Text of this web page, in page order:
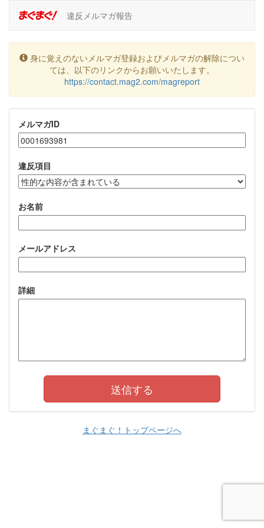
違反メルマガ報告
身に覚えのないメルマガ登録およびメルマガの解除につい
ては、以下のリンクからお願いいたします。
https://contact.mag2.com/magreport
メルマガID
違反項目
お名前
メールアドレス
詳細
まぐまぐ！トップページへ